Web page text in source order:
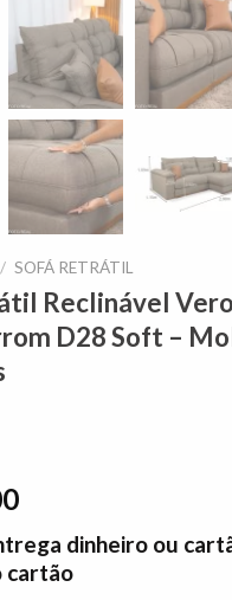
/ SOFÁ RETRÁTIL
Reclinável
D28 Soft –
dinheiro ou
cartão